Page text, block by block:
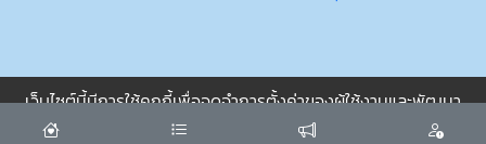
เว็บไซต์นี้มีการใช้คุกกี้เพื่อจดจำการตั้งค่าของผู้ใช้งานและพัฒนา
ประสบการณ์การใช้งานของคุณให้ดียิ่งขึ้น